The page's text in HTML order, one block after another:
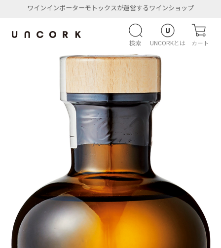
ワインインポーターモトックスが運営するワインショップ
検索 UNCORKとは カート